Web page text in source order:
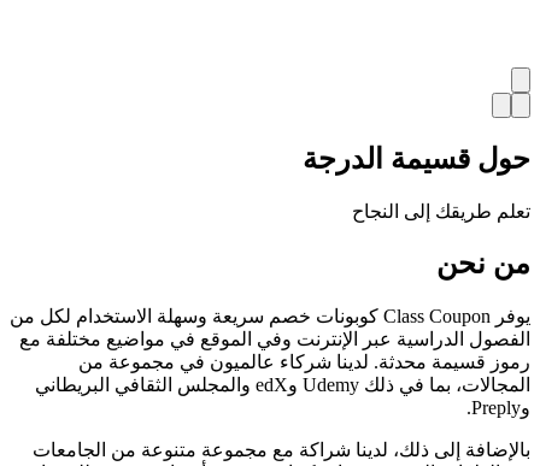
حول قسيمة الدرجة
تعلم طريقك إلى النجاح
من نحن
يوفر Class Coupon كوبونات خصم سريعة وسهلة الاستخدام لكل من
الفصول الدراسية عبر الإنترنت وفي الموقع في مواضيع مختلفة مع
رموز قسيمة محدثة. لدينا شركاء عالميون في مجموعة من
المجالات، بما في ذلك Udemy وedX والمجلس الثقافي البريطاني
وPreply.
بالإضافة إلى ذلك، لدينا شراكة مع مجموعة متنوعة من الجامعات